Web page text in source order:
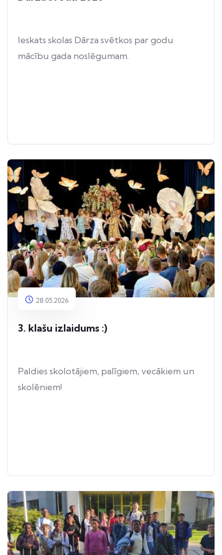
Ieskats skolas Dārza svētkos par godu
mācību gada noslēgumam.
28.05.2026
3. klašu izlaidums :)
Paldies skolotājiem, palīgiem, vecākiem un
skolēniem!